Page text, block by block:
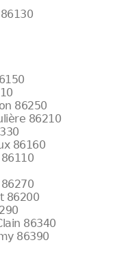
86250
86210
86160
86200
86340
86390